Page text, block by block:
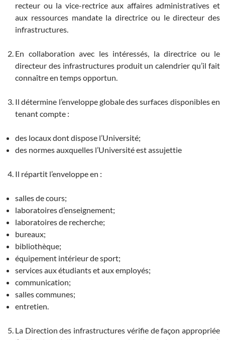
recteur ou la vice-rectrice aux affaires administratives et
aux ressources mandate la directrice ou le directeur des
infrastructures.
En collaboration avec les intéressés, la directrice ou le
directeur des infrastructures produit un calendrier qu’il fait
connaître en temps opportun.
Il détermine l’enveloppe globale des surfaces disponibles en
tenant compte :
des locaux dont dispose l’Université;
des normes auxquelles l’Université est assujettie
Il répartit l’enveloppe en :
salles de cours;
laboratoires d’enseignement;
laboratoires de recherche;
bureaux;
bibliothèque;
équipement intérieur de sport;
services aux étudiants et aux employés;
communication;
salles communes;
entretien.
La Direction des infrastructures vérifie de façon appropriée